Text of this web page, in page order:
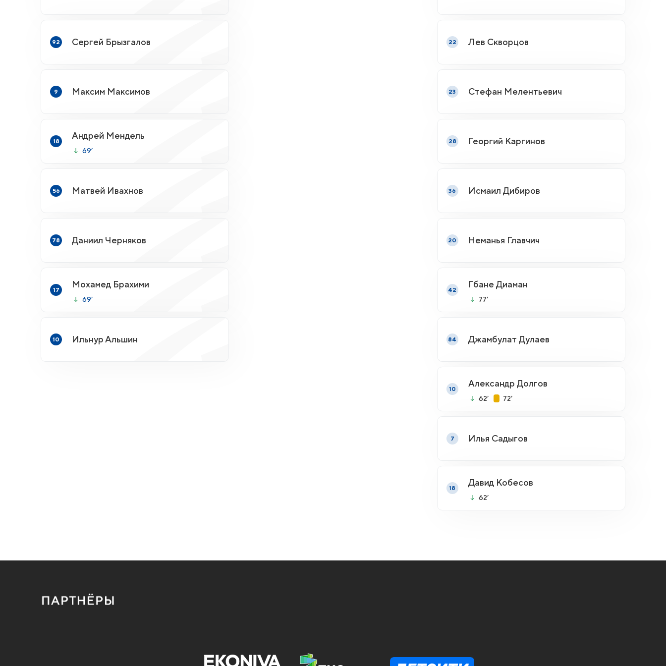
92 Сергей Брызгалов
9 Максим Максимов
18
Андрей Мендель
69’
56 Матвей Ивахнов
78 Даниил Черняков
17
Мохамед Брахими
69’
10 Ильнур Альшин
22 Лев Скворцов
23 Стефан Мелентьевич
28 Георгий Каргинов
36 Исмаил Дибиров
20 Неманья Главчич
42
Гбане Диаман
77’
84 Джамбулат Дулаев
10
Александр Долгов
62’ 72’
7 Илья Садыгов
18
Давид Кобесов
62’